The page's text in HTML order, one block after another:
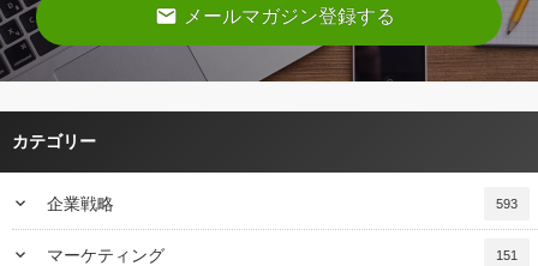
email メールマガジン登録する
カテゴリー
keyboard_arrow_down 企業戦略 593
keyboard_arrow_down マーケティング 151